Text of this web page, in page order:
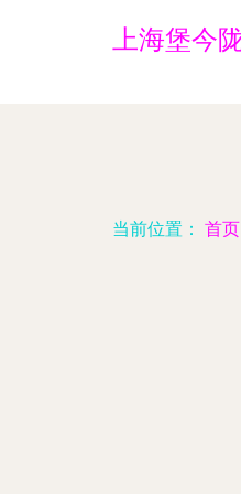
上海堡今
当前位置： 首页